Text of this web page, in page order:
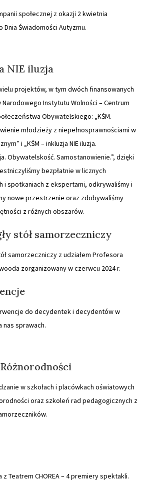
społecznej z okazji 2 kwietnia
Dnia Świadomości Autyzmu.
NIE iluzja
projektów, w tym dwóch finansowanych
Instytutu Wolności – Centrum
Obywatelskiego: „KŚM.
młodzieży z niepełnosprawnościami w
i „KŚM – inkluzja NIE iluzja.
Obywatelskość. Samostanowienie.”, dzięki
bezpłatnie w licznych
i spotkaniach z ekspertami, odkrywaliśmy i
nowe przestrzenie oraz zdobywaliśmy
z różnych obszarów.
stół samorzeczniczy
samorzeczniczy z udziałem Profesora
zorganizowany w czerwcu 2024 r.
do decydentek i decydentów w
nas sprawach.
w szkołach i placówkach oświatowych
oraz szkoleń rad pedagogicznych z
z Teatrem CHOREA – 4 premiery spektakli.